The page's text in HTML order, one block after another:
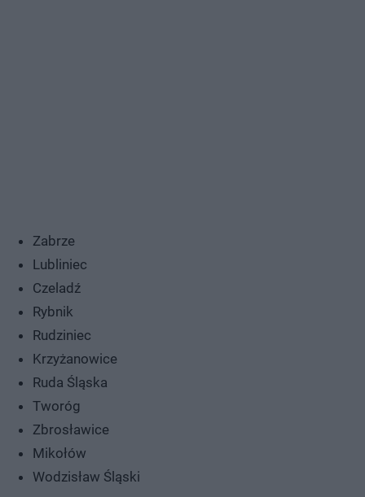
Zabrze
Lubliniec
Czeladź
Rybnik
Rudziniec
Krzyżanowice
Ruda Śląska
Tworóg
Zbrosławice
Mikołów
Wodzisław Śląski